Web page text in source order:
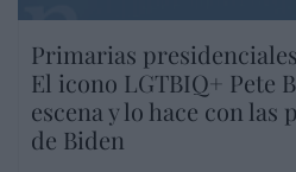
Primarias
El icono LGTBIQ+ Pete
escena y lo hace con las
de Biden